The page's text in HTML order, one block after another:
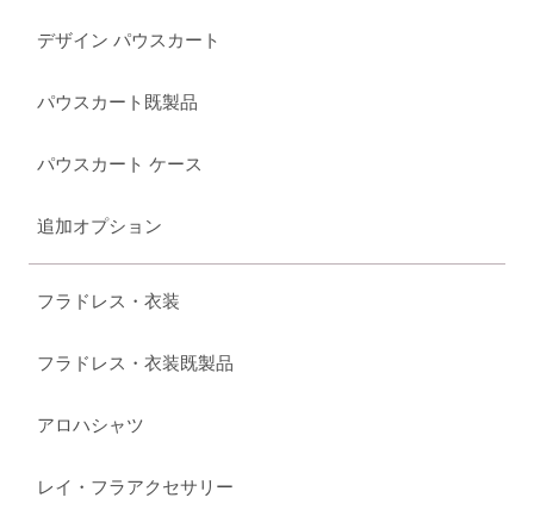
デザイン パウスカート
パウスカート既製品
パウスカート ケース
追加オプション
フラドレス・衣装
フラドレス・衣装既製品
アロハシャツ
レイ・フラアクセサリー